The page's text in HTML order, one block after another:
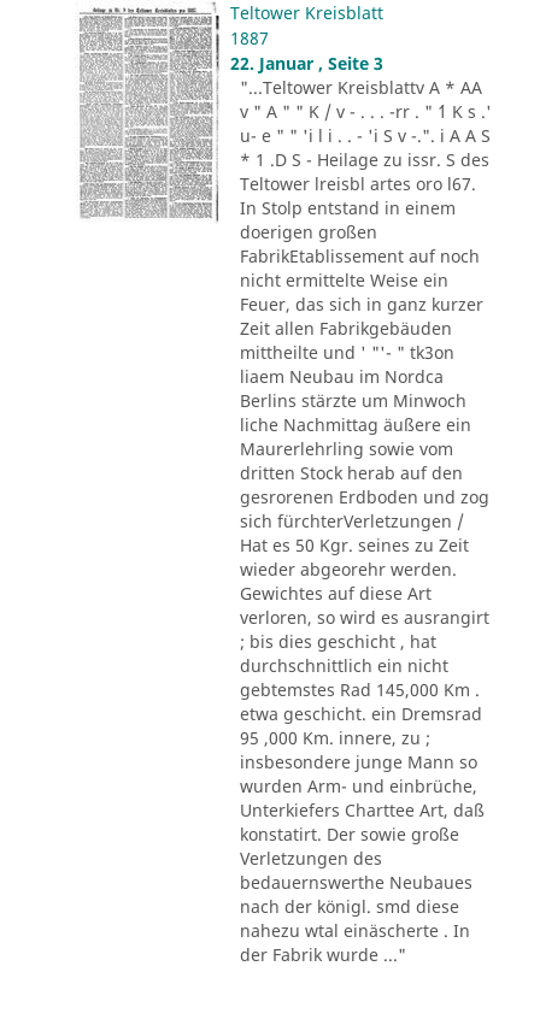
Teltower Kreisblatt
1887
22. Januar , Seite 3
"...Teltower Kreisblattv A * AA
v " A " " K / v - . . . -rr . " ´1 K s .'
u- e " " 'i l i . . - 'i S v -.". i A A S
* 1 .D S - Heilage zu issr. S des
Teltower lreisbl artes oro l67.
In Stolp entstand in einem
doerigen großen
FabrikEtablissement auf noch
nicht ermittelte Weise ein
Feuer, das sich in ganz kurzer
Zeit allen Fabrikgebäuden
mittheilte und ' "'- " tk3on
liaem Neubau im Nordca
Berlins stärzte um Minwoch
liche Nachmittag äußere ein
Maurerlehrling sowie vom
dritten Stock herab auf den
gesrorenen Erdboden und zog
sich fürchterVerletzungen /
Hat es 50 Kgr. seines zu Zeit
wieder abgeorehr werden.
Gewichtes auf diese Art
verloren, so wird es ausrangirt
; bis dies geschicht , hat
durchschnittlich ein nicht
gebtemstes Rad 145,000 Km .
etwa geschicht. ein Dremsrad
95 ,000 Km. innere, zu ;
insbesondere junge Mann so
wurden Arm- und einbrüche,
Unterkiefers Charttee Art, daß
konstatirt. Der sowie große
Verletzungen des
bedauernswerthe Neubaues
nach der königl. smd diese
nahezu wtal einäscherte . In
der Fabrik wurde ..."